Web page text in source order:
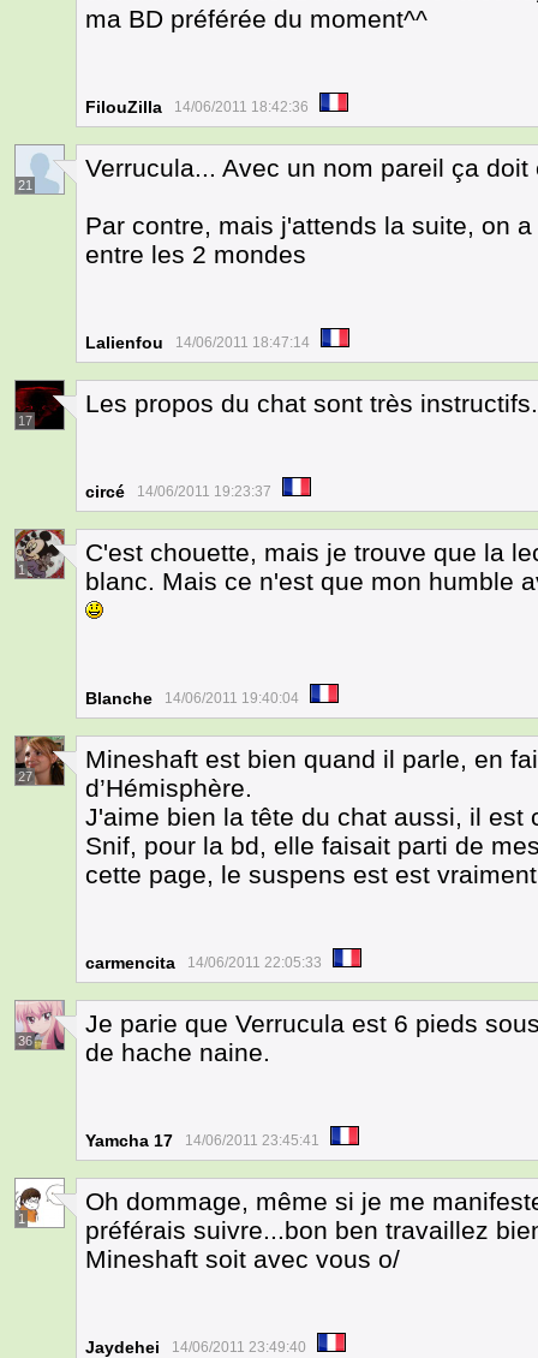
ma BD préférée du moment^^
FilouZilla 14/06/2011 18:42:36
21
Verrucula... Avec un nom pareil ça
Par contre, mais j'attends la suite, on
entre les 2 mondes
Lalienfou 14/06/2011 18:47:14
17
Les propos du chat sont très instructifs.
circé 14/06/2011 19:23:37
1
C'est chouette, mais je trouve que la
blanc. Mais ce n'est que mon humble
Blanche 14/06/2011 19:40:04
27
Mineshaft est bien quand il parle, en
d’Hémisphère.
J'aime bien la tête du chat aussi, il est
Snif, pour la bd, elle faisait parti de
cette page, le suspens est est
carmencita 14/06/2011 22:05:33
36
Je parie que Verrucula est 6 pieds
de hache naine.
Yamcha 17 14/06/2011 23:45:41
1
Oh dommage, même si je me
préférais suivre...bon ben travaillez
Mineshaft soit avec vous o/
Jaydehei 14/06/2011 23:49:40